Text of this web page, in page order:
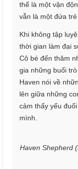
thể là một vận
vẫn là một đứa trẻ
Khi không tập
thời gian làm đại
Cô bé đến thăm
gia những buổi
Haven nói về
lên giữa những
cảm thấy yếu
mình.
Haven Shepherd